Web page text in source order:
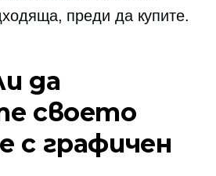
преди да купите.
да
своето
с графичен